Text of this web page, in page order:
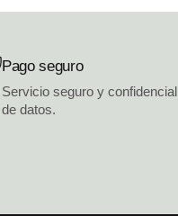
Pago seguro
Servicio seguro y confidencial
de datos.